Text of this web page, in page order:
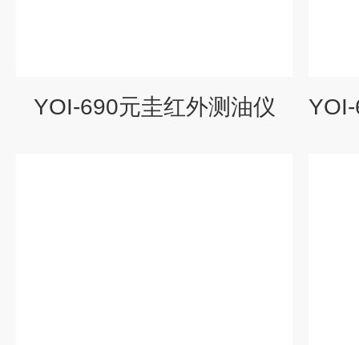
YOI-690元圭红外测油仪